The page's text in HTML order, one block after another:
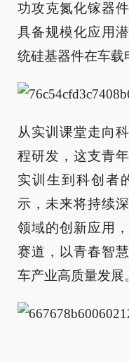
功攻克氮化镓器
具备规模化应用
统硅基器件在车载
从实训课堂走向
程研发，这支青
实训生到科创者
示，未来将持续
领域的创新应用
赛道，以青春智
车产业高质量发展